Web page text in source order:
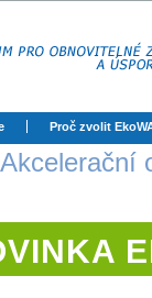
Proč zvolit
Akcelerační